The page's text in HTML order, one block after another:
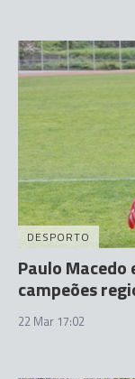
DESPORTO
Paulo Macedo
campeões
22 Mar 17:02